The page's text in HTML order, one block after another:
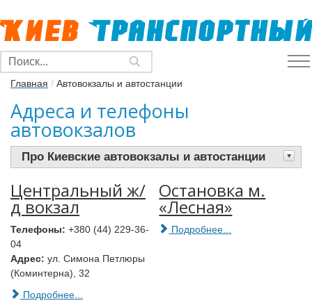
Главная / Автовокзалы и автостанции
Адреса и телефоны
автовокзалов
Про Киевские автовокзалы и автостанции
Центральный ж/
д вокзал
Телефоны: +380 (44) 229-36-
04
Адрес: ул. Симона Петлюры
(Коминтерна), 32
Подробнее...
Остановка м.
«Лесная»
Подробнее...